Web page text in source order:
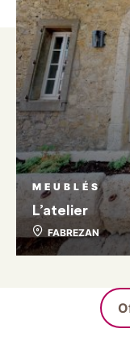
MEUBLÉS
L’atelier
FABREZAN